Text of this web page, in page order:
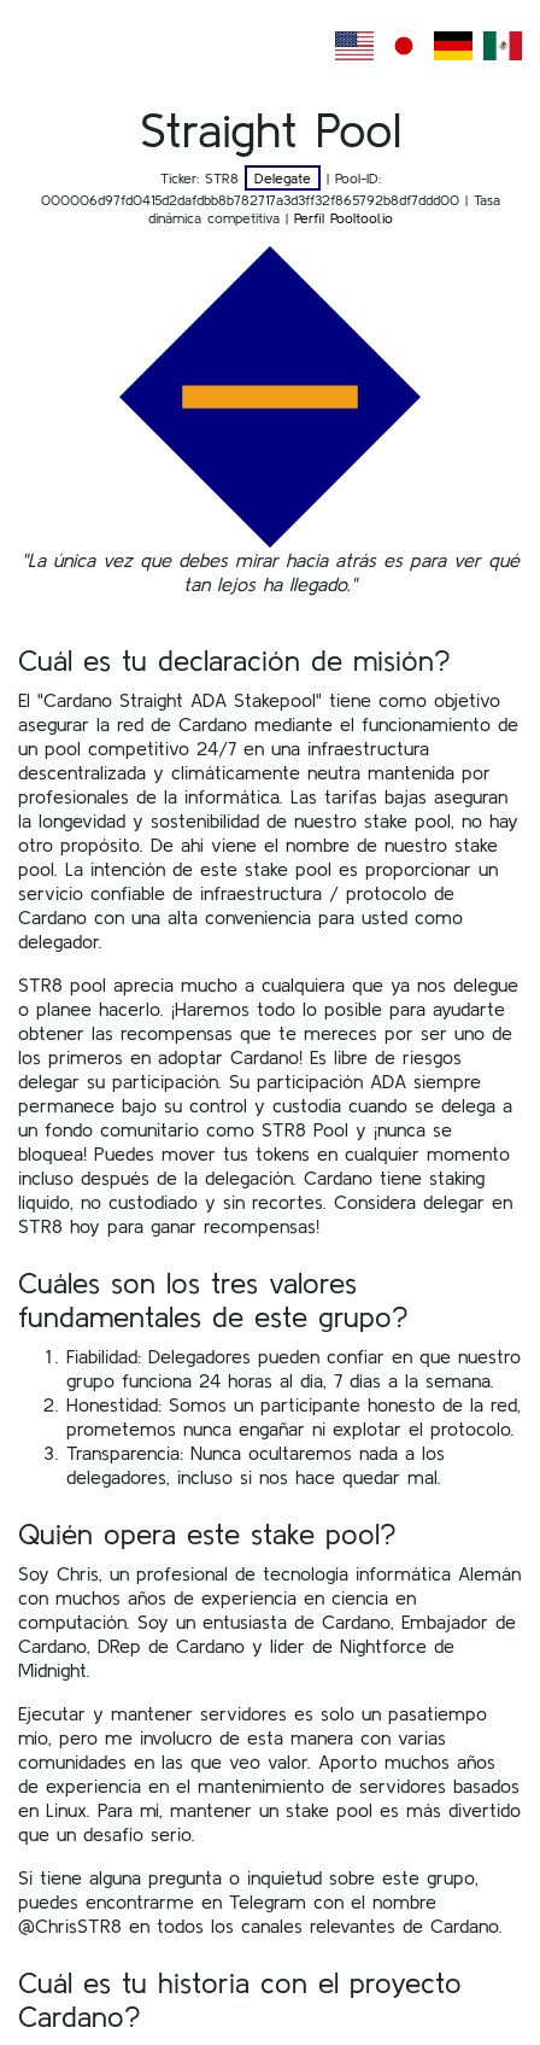
Straight Pool
Ticker: STR8 Delegate
| Pool-ID:
000006d97fd0415d2dafdbb8b782717a3d3ff32f865792b8df7ddd00 | Tasa
dinámica competitiva | Perfil Pooltool.io
"La única vez que debes mirar hacia atrás es para ver qué
tan lejos ha llegado."
Cuál es tu declaración de misión?
El "Cardano Straight ADA Stakepool" tiene como objetivo
asegurar la red de Cardano mediante el funcionamiento de
un pool competitivo 24/7 en una infraestructura
descentralizada y climáticamente neutra mantenida por
profesionales de la informática. Las tarifas bajas aseguran
la longevidad y sostenibilidad de nuestro stake pool, no hay
otro propósito. De ahí viene el nombre de nuestro stake
pool. La intención de este stake pool es proporcionar un
servicio confiable de infraestructura / protocolo de
Cardano con una alta conveniencia para usted como
delegador.
STR8 pool aprecia mucho a cualquiera que ya nos delegue
o planee hacerlo. ¡Haremos todo lo posible para ayudarte
obtener las recompensas que te mereces por ser uno de
los primeros en adoptar Cardano! Es libre de riesgos
delegar su participación. Su participación ADA siempre
permanece bajo su control y custodia cuando se delega a
un fondo comunitario como STR8 Pool y ¡nunca se
bloquea! Puedes mover tus tokens en cualquier momento
incluso después de la delegación. Cardano tiene staking
líquido, no custodiado y sin recortes. Considera delegar en
STR8 hoy para ganar recompensas!
Cuáles son los tres valores
fundamentales de este grupo?
Fiabilidad: Delegadores pueden confiar en que nuestro
grupo funciona 24 horas al día, 7 días a la semana.
Honestidad: Somos un participante honesto de la red,
prometemos nunca engañar ni explotar el protocolo.
Transparencia: Nunca ocultaremos nada a los
delegadores, incluso si nos hace quedar mal.
Quién opera este stake pool?
Soy Chris, un profesional de tecnología informática Alemán
con muchos años de experiencia en ciencia en
computación. Soy un entusiasta de Cardano, Embajador de
Cardano, DRep de Cardano y líder de Nightforce de
Midnight.
Ejecutar y mantener servidores es solo un pasatiempo
mío, pero me involucro de esta manera con varias
comunidades en las que veo valor. Aporto muchos años
de experiencia en el mantenimiento de servidores basados
en Linux. Para mí, mantener un stake pool es más divertido
que un desafío serio.
Si tiene alguna pregunta o inquietud sobre este grupo,
puedes encontrarme en Telegram con el nombre
@ChrisSTR8 en todos los canales relevantes de Cardano.
Cuál es tu historia con el proyecto
Cardano?